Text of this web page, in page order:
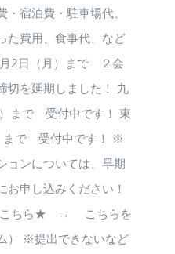
宿泊費・駐車場代、
た費用、食事代、など
2日（月）まで ２会
切を延期しました！ 九
まで 受付中です！ 東
まで 受付中です！ ※
ョンについては、早期
お申し込みください！
こちら★ → こちらを
） ※提出できないなど